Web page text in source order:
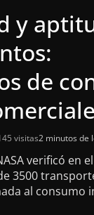
y
de
visitas2 minutos de
verificó en
3500
al consumo